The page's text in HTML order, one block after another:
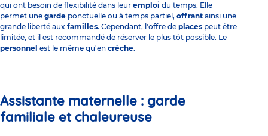
qui ont besoin de flexibilité dans leur emploi du temps. Elle
permet une garde ponctuelle ou à temps partiel, offrant ainsi une
grande liberté aux familles. Cependant, l'offre de places peut être
limitée, et il est recommandé de réserver le plus tôt possible. Le
personnel est le même qu'en crèche.
Assistante maternelle : garde
familiale et chaleureuse